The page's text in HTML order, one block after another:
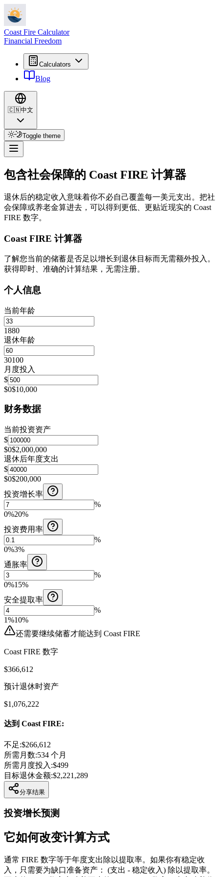
Coast Fire Calculator
Financial Freedom
Calculators
Blog
🇨🇳中文
Toggle theme
包含社会保障的 Coast FIRE 计算器
退休后的稳定收入意味着你不必自己覆盖每一美元支出。把社
会保障或养老金算进去，可以得到更低、更贴近现实的 Coast
FIRE 数字。
Coast FIRE 计算器
了解您当前的储蓄是否足以增长到退休目标而无需额外投入。
获得即时、准确的计算结果，无需注册。
个人信息
当前年龄
1880
退休年龄
30100
月度投入
$
$0$10,000
财务数据
当前投资资产
$
$0$2,000,000
退休后年度支出
$
$0$200,000
投资增长率
%
0%20%
投资费用率
%
0%3%
通胀率
%
0%15%
安全提取率
%
1%10%
还需要继续储蓄才能达到 Coast FIRE
Coast FIRE 数字
$366,612
预计退休时资产
$1,076,222
达到 Coast FIRE:
不足:$266,612
所需月数:534 个月
所需月度投入 :$499
目标退休金额:$2,221,289
分享结果
投资增长预测
它如何改变计算方式
通常 FIRE 数字等于年度支出除以提取率。如果你有稳定收
入，只需要为缺口准备资产：
(支出 - 稳定收入) 除以提取率。